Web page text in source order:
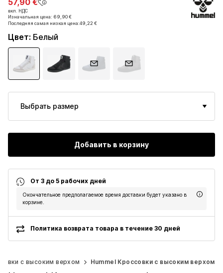
57,90 €
вкл. НДС
Изначальная цена: 69,90 €
Последняя самая низкая цена:49,22 €
57,90 €
вкл. НДС
Изначальная цена: 69,90 €
Последняя самая низкая цена:49,22 €
Цвет: Белый
Выбрать размер
Добавить в корзину
От 3 до 5 рабочих дней
Окончательное предполагаемое время доставки будет указано в
корзине.
Политика возврата товара в течение 30 дней
с высоким верхом Hummel Кроссовки с высоким верхом